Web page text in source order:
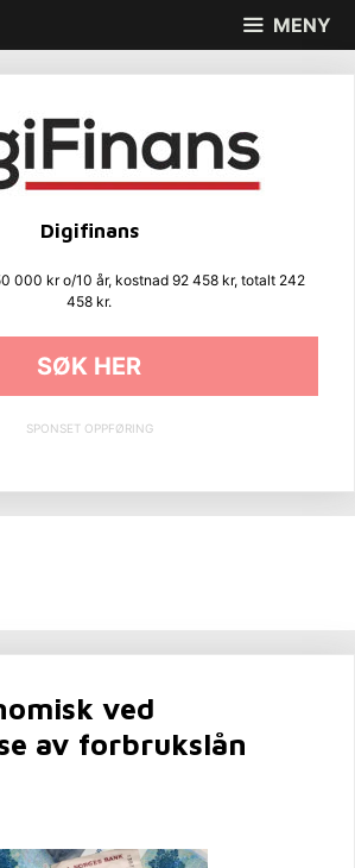
MENY
Digifinans
000 kr o/10 år, kostnad 92 458 kr, totalt 242
458 kr.
SØK HER
SPONSET OPPFØRING
ved
av forbrukslån